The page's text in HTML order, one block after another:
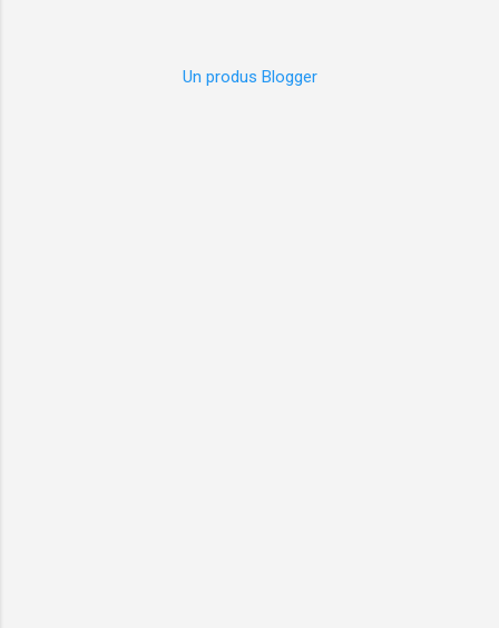
Un produs Blogger